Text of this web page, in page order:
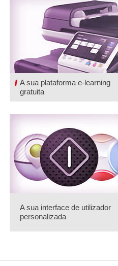
A sua plataforma e-learning
gratuita
A sua interface de utilizador
personalizada